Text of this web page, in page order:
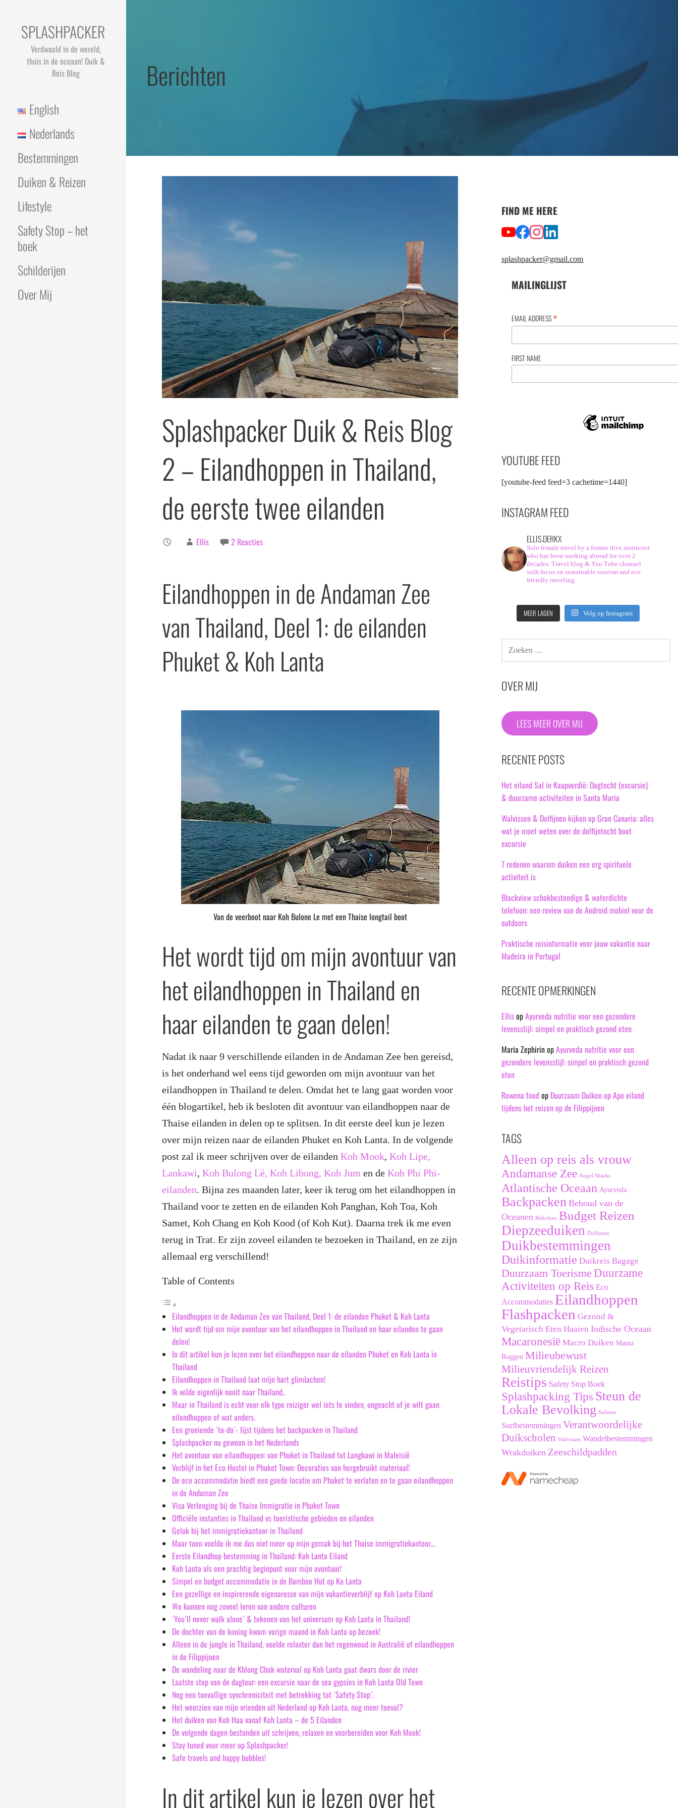
SPLASHPACKER
Verdwaald in de wereld,
thuis in de oceaan! Duik &
Reis Blog
English
Nederlands
Bestemmingen
Duiken & Reizen
Lifestyle
Safety Stop – het
boek
Schilderijen
Over Mij
Berichten
Splashpacker Duik & Reis Blog
2 – Eilandhoppen in Thailand,
de eerste twee eilanden
Ellis 2 Reacties
Eilandhoppen in de Andaman Zee
van Thailand, Deel 1: de eilanden
Phuket & Koh Lanta
Van de veerboot naar Koh Bulone Le met een Thaise longtail boot
Het wordt tijd om mijn avontuur van
het eilandhoppen in Thailand en
haar eilanden te gaan delen!
Nadat ik naar 9 verschillende eilanden in de Andaman Zee ben gereisd,
is het onderhand wel eens tijd geworden om mijn avontuur van het
eilandhoppen in Thailand te delen. Omdat het te lang gaat worden voor
één blogartikel, heb ik besloten dit avontuur van eilandhoppen naar de
Thaise eilanden in delen op te splitsen. In dit eerste deel kun je lezen
over mijn reizen naar de eilanden Phuket en Koh Lanta. In de volgende
post zal ik meer schrijven over de eilanden Koh Mook, Koh Lipe,
Lankawi, Koh Bulong Lé, Koh Libong, Koh Jum en de Koh Phi Phi-
eilanden. Bijna zes maanden later, keer ik terug om het eilandhoppen in
Thailand voor te zetten en de eilanden Koh Panghan, Koh Toa, Koh
Samet, Koh Chang en Koh Kood (of Koh Kut). Daarna trek ik me even
terug in Trat. Er zijn zoveel eilanden te bezoeken in Thailand, en ze zijn
allemaal erg verschillend!
Table of Contents
Eilandhoppen in de Andaman Zee van Thailand, Deel 1: de eilanden Phuket & Koh Lanta
Het wordt tijd om mijn avontuur van het eilandhoppen in Thailand en haar eilanden te gaan
delen!
In dit artikel kun je lezen over het eilandhoppen naar de eilanden Phuket en Koh Lanta in
Thailand
Eilandhoppen in Thailand laat mijn hart glimlachen!
Ik wilde eigenlijk nooit naar Thailand..
Maar in Thailand is echt voor elk type reiziger wel iets te vinden, ongeacht of je wilt gaan
eilandhoppen of wat anders.
Een groeiende ´to-do´- lijst tijdens het backpacken in Thailand
Splashpacker nu gewoon in het Nederlands
Het avontuur van eilandhoppen: van Phuket in Thailand tot Langkawi in Maleisië
Verblijf in het Eco Hostel in Phuket Town: Decoraties van hergebruikt materiaal!
De eco accommodatie biedt een goede locatie om Phuket te verlaten en te gaan eilandhoppen
in de Andaman Zee
Visa Verlenging bij de Thaise Immigratie in Phuket Town
Officiële instanties in Thailand vs toeristische gebieden en eilanden
Geluk bij het immigratiekantoor in Thailand
Maar toen voelde ik me dus niet meer op mijn gemak bij het Thaise immigratiekantoor…
Eerste Eilandhop bestemming in Thailand: Koh Lanta Eiland
Koh Lanta als een prachtig beginpunt voor mijn avontuur!
Simpel en budget accommodatie in de Bamboo Hut op Ko Lanta
Een gezellige en inspirerende eigenaresse van mijn vakantieverblijf op Koh Lanta Eiland
We kunnen nog zoveel leren van andere culturen
´You´ll never walk alone´ & tekenen van het universum op Koh Lanta in Thailand!
De dochter van de koning kwam vorige maand in Koh Lanta op bezoek!
Alleen in de jungle in Thailand, voelde relaxter dan het regenwoud in Australië of eilandhoppen
in de Filippijnen
De wandeling naar de Khlong Chak waterval op Koh Lanta gaat dwars door de rivier
Laatste stop van de dagtour: een excursie naar de sea gypsies in Koh Lanta Old Town
Nog een toevallige synchroniciteit met betrekking tot ´Safety Stop´.
Het weerzien van mijn vrienden uit Nederland op Koh Lanta, nog meer toeval?
Het duiken van Koh Haa vanaf Koh Lanta – de 5 Eilanden
De volgende dagen bestonden uit schrijven, relaxen en voorbereiden voor Koh Mook!
Stay tuned voor meer op Splashpacker!
Safe travels and happy bubbles!
In dit artikel kun je lezen over het
FIND ME HERE
splashpacker@gmail.com
MAILINGLIJST
EMAIL ADDRESS*
FIRST NAME
YOUTUBE FEED
[youtube-feed feed=3 cachetime=1440]
INSTAGRAM FEED
ELLIS.DERKX
Solo female travel by a former dive instructor
who has been working abroad for over 2
decades. Travel blog & You Tube channel
with focus on sustainable tourism and eco
friendly traveling.
MEER LADEN Volg op Instagram
NAAR:
OVER MIJ
LEES MEER OVER MIJ
RECENTE POSTS
Het eiland Sal in Kaapverdië: Dagtocht (excursie)
& duurzame activiteiten in Santa Maria
Walvissen & Dolfijnen kijken op Gran Canaria: alles
wat je moet weten over de dolfijntocht boot
excursie
7 redenen waarom duiken een erg spirituele
activiteit is
Blackview schokbestendige & waterdichte
telefoon: een review van de Android mobiel voor de
outdoors
Praktische reisinformatie voor jouw vakantie naar
Madeira in Portugal
RECENTE OPMERKINGEN
EllisopAyurveda nutritie voor een gezondere
levensstijl: simpel en praktisch gezond eten
Maria ZephirinopAyurveda nutritie voor een
gezondere levensstijl: simpel en praktisch gezond
eten
Rowena foodop Duurzaam Duiken op Apo eiland
tijdens het reizen op de Filippijnen
TAGS
Alleen op reis als vrouw
Andamanse Zee Angel Sharks
Atlantische Oceaan Ayurveda
Backpacken Behoud van de
Oceanen Boholzee Budget Reizen
Diepzeeduiken Dolfijnen
Duikbestemmingen
Duikinformatie Duikreis Bagage
Duurzaam Toerisme Duurzame
Activiteiten op Reis Eco
Accommodaties Eilandhoppen
Flashpacken Gezond &
Vegetarisch Eten Haaien Indische Oceaan
Macaronesië Macro Duiken Manta
Roggen Milieubewust
Milieuvriendelijk Reizen
Reistips Safety Stop Boek
Splashpacking Tips Steun de
Lokale Bevolking Suluzee
Surfbestemmingen Verantwoordelijke
Duikscholen Walvissen Wandelbestemmingen
Wrakduiken Zeeschildpadden